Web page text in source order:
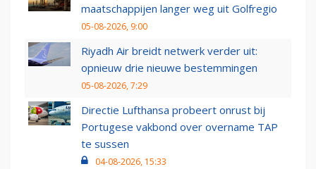
maatschappijen langer weg uit Golfregio
05-08-2026, 9:00
Riyadh Air breidt netwerk verder uit:
opnieuw drie nieuwe bestemmingen
05-08-2026, 7:29
Directie Lufthansa probeert onrust bij
Portugese vakbond over overname TAP
te sussen
04-08-2026, 15:33